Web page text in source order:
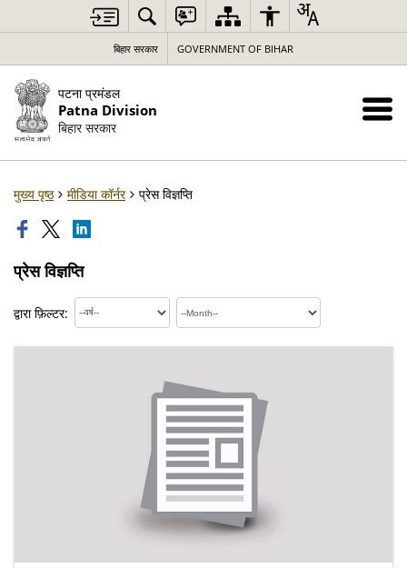
बिहार सरकार GOVERNMENT OF BIHAR
पटना प्रमंडल
Patna Division
बिहार सरकार
मुख्य पृष्ठ मीडिया कॉर्नर प्रेस विज्ञप्ति
प्रेस विज्ञप्ति
द्वारा फ़िल्टर: